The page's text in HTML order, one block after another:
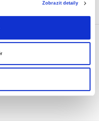
Zobrazit detaily
20, vysoká
mm, 20 l.